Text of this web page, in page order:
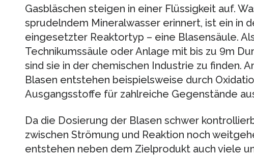
Gasbläschen steigen in einer Flüssigkeit auf.
sprudelndem Mineralwasser erinnert, ist ein in
eingesetzter Reaktortyp – eine Blasensäule.
Technikumssäule oder Anlage mit bis zu 9m
sind sie in der chemischen Industrie zu finden.
Blasen entstehen beispielsweise durch
Ausgangsstoffe für zahlreiche Gegenstände
Da die Dosierung der Blasen schwer
zwischen Strömung und Reaktion noch
entstehen neben dem Zielprodukt auch viele